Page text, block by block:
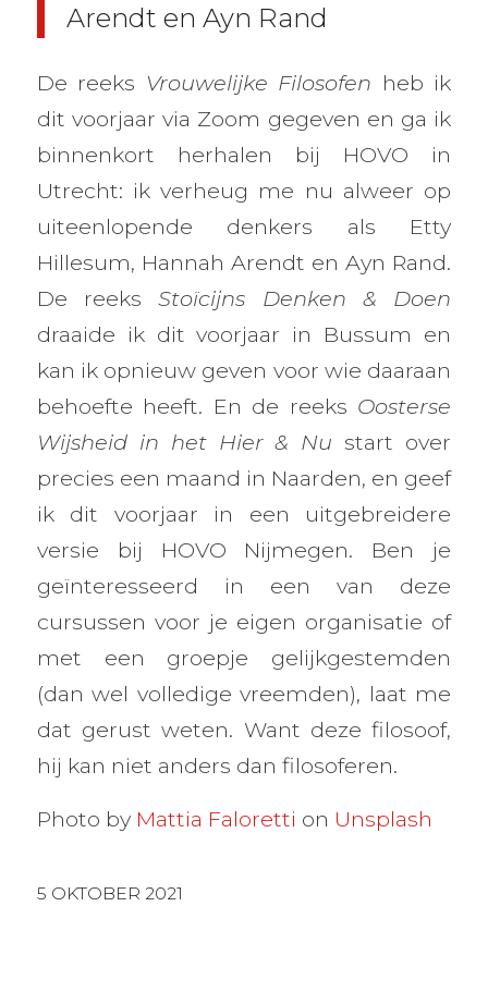
Arendt en Ayn Rand
De reeks Vrouwelijke Filosofen heb ik
dit voorjaar via Zoom gegeven en ga ik
binnenkort herhalen bij HOVO in
Utrecht: ik verheug me nu alweer op
uiteenlopende denkers als Etty
Hillesum, Hannah Arendt en Ayn Rand.
De reeksStoïcijns Denken & Doen
draaide ik dit voorjaar in Bussum en
kan ik opnieuw geven voor wie daaraan
behoefte heeft. En de reeks Oosterse
Wijsheid in het Hier & Nustart over
precies een maand in Naarden, en geef
ik dit voorjaar in een uitgebreidere
versie bij HOVO Nijmegen. Ben je
geïnteresseerd in een van deze
cursussen voor je eigen organisatie of
met een groepje gelijkgestemden
(dan wel volledige vreemden), laat me
dat gerust weten. Want deze filosoof,
hij kan niet anders dan filosoferen.
Photo by Mattia Faloretti on Unsplash
5 OKTOBER 2021